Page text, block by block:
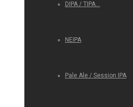
DIPA / TIPA…
NEIPA
Pale Ale / Session IPA